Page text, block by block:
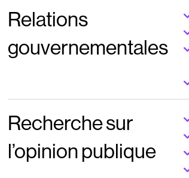
Relations
gouvernementales
Recherche sur
l’opinion publique